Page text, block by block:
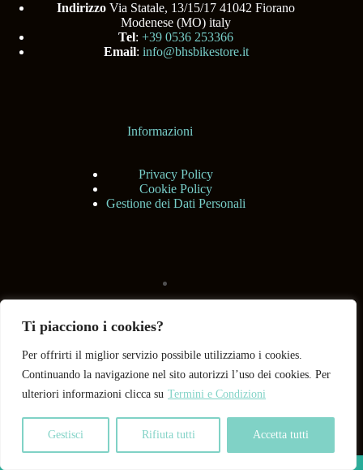
Ti piacciono i cookies?
Per offrirti il miglior servizio possibile utilizziamo i cookies.
Continuando la navigazione nel sito autorizzi l’uso dei cookies. Per
ulteriori informazioni clicca su Termini e Condizioni
Gestisci Rifiuta tutti Accetta tutti
Indirizzo Via Statale, 13/15/17 41042 Fiorano
Modenese (MO) italy
Tel:+39 0536 253366
Email: info@bhsbikestore.it
Informazioni
Privacy Policy
Cookie Policy
Gestione dei Dati Personali